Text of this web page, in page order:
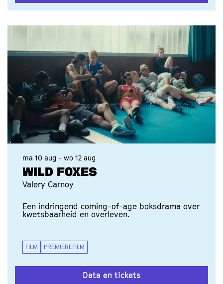
WILD FOXES
Valery Carnoy
ma 10 aug - wo 12 aug
Een indringend coming-of-age boksdrama over
kwetsbaarheid en overleven.
FILM PREMIEREFILM
Data en tickets